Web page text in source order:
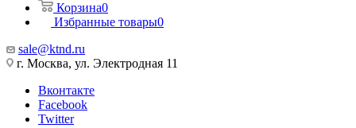
Корзина0
Избранные товары0
sale@ktnd.ru
г. Москва, ул. Электродная 11
Вконтакте
Facebook
Twitter